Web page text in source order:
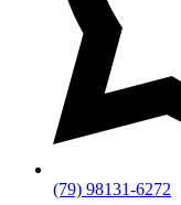
(79) 98131-6272